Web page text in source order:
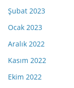
Şubat 2023
Ocak 2023
Aralık 2022
Kasım 2022
Ekim 2022